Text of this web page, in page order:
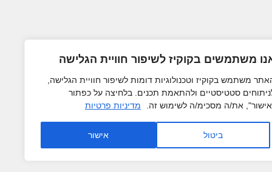
משתמשים בקוקיז לשיפור חוויית הגלישה
משתמש בקוקיז וטכנולוגיות דומות לשיפור חוויית הגלישה,
סטטיסטיים ולהתאמת תכנים. בלחיצה על כפתור
את/ה מסכימ/ה לשימוש זה.
מדיניות פרטיות
ביטול אישור